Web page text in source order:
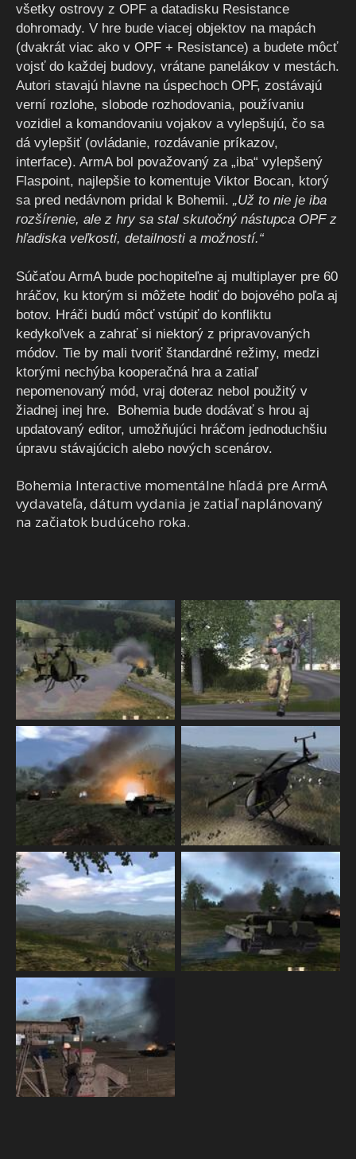
všetky ostrovy z OPF a datadisku Resistance
dohromady. V hre bude viacej objektov na mapách
(dvakrát viac ako v OPF + Resistance) a budete môcť
vojsť do každej budovy, vrátane panelákov v mestách.
Autori stavajú hlavne na úspechoch OPF, zostávajú
verní rozlohe, slobode rozhodovania, používaniu
vozidiel a komandovaniu vojakov a vylepšujú, čo sa
dá vylepšiť (ovládanie, rozdávanie príkazov,
interface). ArmA bol považovaný za „iba“ vylepšený
Flaspoint, najlepšie to komentuje Viktor Bocan, ktorý
sa pred nedávnom pridal k Bohemii. „Už to nie je iba
rozšírenie, ale z hry sa stal skutočný nástupca OPF z
hľadiska veľkosti, detailnosti a možností.“
Súčaťou ArmA bude pochopiteľne aj multiplayer pre 60
hráčov, ku ktorým si môžete hodiť do bojového poľa aj
botov. Hráči budú môcť vstúpiť do konfliktu
kedykoľvek a zahrať si niektorý z pripravovaných
módov. Tie by mali tvoriť štandardné režimy, medzi
ktorými nechýba kooperačná hra a zatiaľ
nepomenovaný mód, vraj doteraz nebol použitý v
žiadnej inej hre. Bohemia bude dodávať s hrou aj
updatovaný editor, umožňujúci hráčom jednoduchšiu
úpravu stávajúcich alebo nových scenárov.
Bohemia Interactive momentálne hľadá pre ArmA
vydavateľa, dátum vydania je zatiaľ naplánovaný
na začiatok budúceho roka.